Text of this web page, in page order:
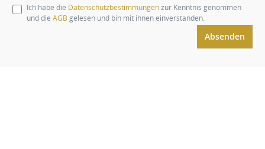
Ich habe die Datenschutzbestimmungenzur Kenntnis genommen
und die AGB gelesen und bin mit ihnen einverstanden.
Absenden